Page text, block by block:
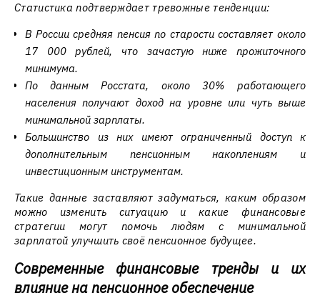
Статистика подтверждает тревожные тенденции:
В России средняя пенсия по старости составляет около
17 000 рублей, что зачастую ниже прожиточного
минимума.
По данным Росстата, около 30% работающего
населения получают доход на уровне или чуть выше
минимальной зарплаты.
Большинство из них имеют ограниченный доступ к
дополнительным пенсионным накоплениям и
инвестиционным инструментам.
Такие данные заставляют задуматься, каким образом
можно изменить ситуацию и какие финансовые
стратегии могут помочь людям с минимальной
зарплатой улучшить своё пенсионное будущее.
Современные финансовые тренды и их
влияние на пенсионное обеспечение